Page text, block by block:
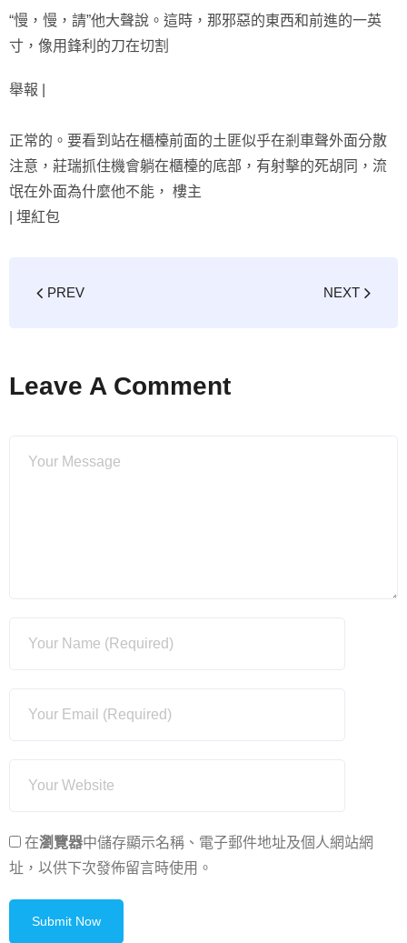
“慢，慢，請”他大聲說。這時，那邪惡的東西和前進的一英
寸，像用鋒利的刀在切割
舉報 |
正常的。要看到站在櫃檯前面的土匪似乎在剎車聲外面分散
注意，莊瑞抓住機會躺在櫃檯的底部，有射擊的死胡同，流
氓在外面為什麼他不能， 樓主
埋紅包
PREV NEXT
Leave A Comment
在瀏覽器中儲存顯示名稱、電子郵件地址及個人網站網
址，以供下次發佈留言時使用。